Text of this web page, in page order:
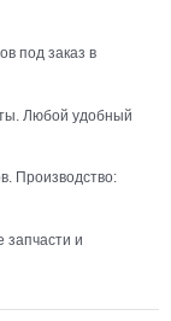
под заказ в
Любой удобный
Производство:
запчасти и